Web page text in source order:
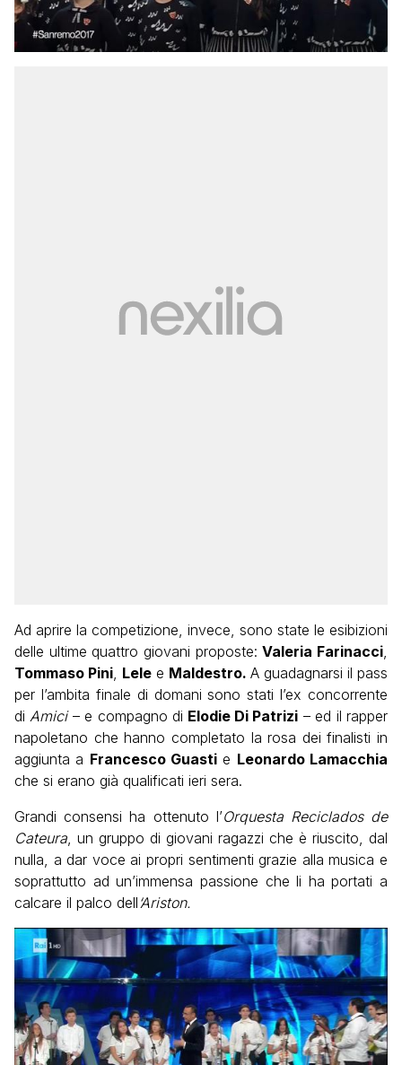
Ad aprire la competizione, invece, sono state le esibizioni
delle ultime quattro giovani proposte:Valeria Farinacci
Tommaso Pini Lele e Maldestro. A guadagnarsi il pass
per l’ambita finale di domani sono stati l’ex concorrente
di Amici– e compagno di Elodie Di Patrizi – ed il rapper
napoletano che hanno completato la rosa dei finalisti in
aggiunta a Francesco Guasti e Leonardo Lamacchia
che si erano già qualificati ieri sera.
Grandi consensi ha ottenuto l’Orquesta Reciclados de
Cateura , un gruppo di giovani ragazzi che è riuscito, dal
nulla, a dar voce ai propri sentimenti grazie alla musica e
soprattutto ad un’immensa passione che li ha portati a
calcare il palco dell ‘Ariston.